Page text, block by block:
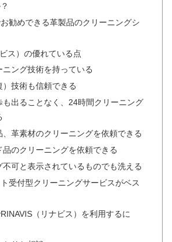
勧めできる革製品のクリーニングシ
ス）の優れている点
ニング技術を持っている
）技術も信頼できる
も出ることなく、24時間クリーニング
、革素材のクリーニングを依頼できる
品のクリーニングを依頼できる
不可と表示されているものでも洗える
受付型クリーニングサービスがベス
（リナビス）を利用するに